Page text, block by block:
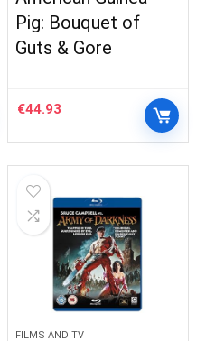
Pig: Bouquet of
Guts & Gore
€44.93
FILMS AND TV